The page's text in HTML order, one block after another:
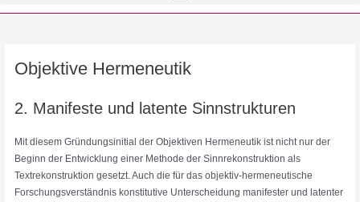
Objektive Hermeneutik
2. Manifeste und latente Sinnstrukturen
Mit diesem Gründungsinitial der Objektiven Hermeneutik ist nicht nur der
Beginn der Entwicklung einer Methode der Sinnrekonstruktion als
Textrekonstruktion gesetzt. Auch die für das objektiv-hermeneutische
Forschungsverständnis konstitutive Unterscheidung manifester und latenter